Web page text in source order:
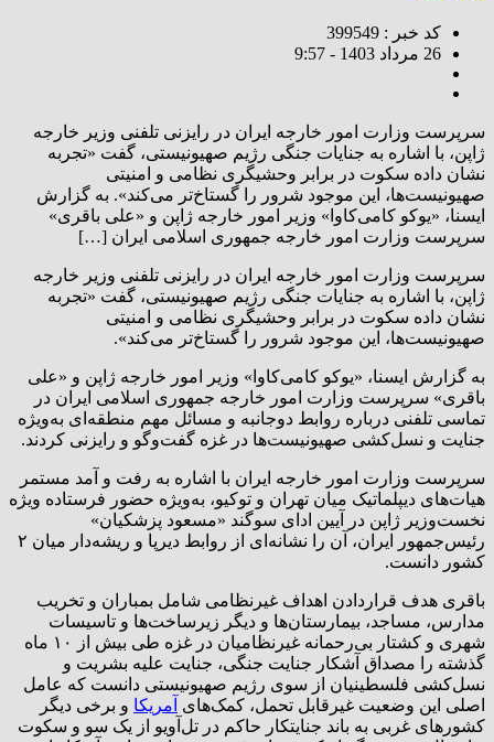
کد خبر : 399549
26 مرداد 1403 - 9:57
سرپرست وزارت امور خارجه ایران در رایزنی تلفنی وزیر خارجه
ژاپن، با اشاره به جنایات جنگی رژیم صهیونیستی، گفت «تجربه
نشان داده سکوت در برابر وحشیگری نظامی و امنیتی
صهیونیست‌ها، این موجود شرور را گستاخ‌تر می‌کند». به گزارش
ایسنا، «یوکو کامی‌کاوا» وزیر امور خارجه ژاپن و «علی باقری»
سرپرست وزارت امور خارجه جمهوری اسلامی ایران […]
سرپرست وزارت امور خارجه ایران در رایزنی تلفنی وزیر خارجه
ژاپن، با اشاره به جنایات جنگی رژیم صهیونیستی، گفت «تجربه
نشان داده سکوت در برابر وحشیگری نظامی و امنیتی
صهیونیست‌ها، این موجود شرور را گستاخ‌تر می‌کند».
به گزارش ایسنا، «یوکو کامی‌کاوا» وزیر امور خارجه ژاپن و «علی
باقری» سرپرست وزارت امور خارجه جمهوری اسلامی ایران در
تماسی تلفنی درباره روابط دوجانبه و مسائل مهم منطقه‌ای به‌ویژه
جنایت و نسل‌کشی صهیونیست‌ها در غزه گفت‌وگو و رایزنی کردند.
سرپرست وزارت امور خارجه ایران با اشاره به رفت و آمد مستمر
هیات‌های دیپلماتیک میان تهران و توکیو، به‌ویژه حضور فرستاده ویژه
نخست‌وزیر ژاپن در آیین ادای سوگند «مسعود پزشکیان»
رئیس‌جمهور ایران، آن را نشانه‌ای از روابط دیرپا و ریشه‌دار میان ۲
کشور دانست.
باقری هدف قراردادن اهداف غیرنظامی شامل بمباران و تخریب
مدارس، مساجد، بیمارستان‌ها و دیگر زیرساخت‌ها و تاسیسات
شهری و کشتار بی‌رحمانه غیرنظامیان در غزه طی بیش از ۱۰ ماه
گذشته را مصداق آشکار جنایت جنگی، جنایت علیه بشریت و
نسل‌کشی فلسطینیان از سوی رژیم صهیونیستی دانست که عامل
اصلی این وضعیت غیرقابل تحمل، کمک‌های آمریکا و برخی دیگر
کشورهای غربی به باند جنایتکار حاکم در تل‌آویو از یک سو و سکوت